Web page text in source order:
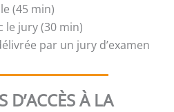
(45 min)
le jury (30 min)
par un jury d’examen
D’ACCÈS À LA